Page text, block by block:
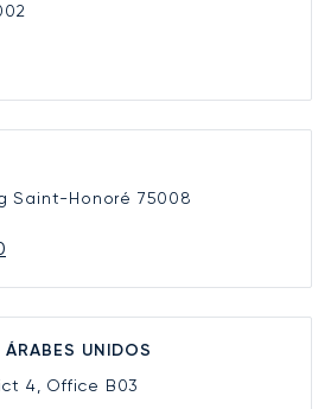
Saint-Honoré 75008
UNIDOS
4, Office B03